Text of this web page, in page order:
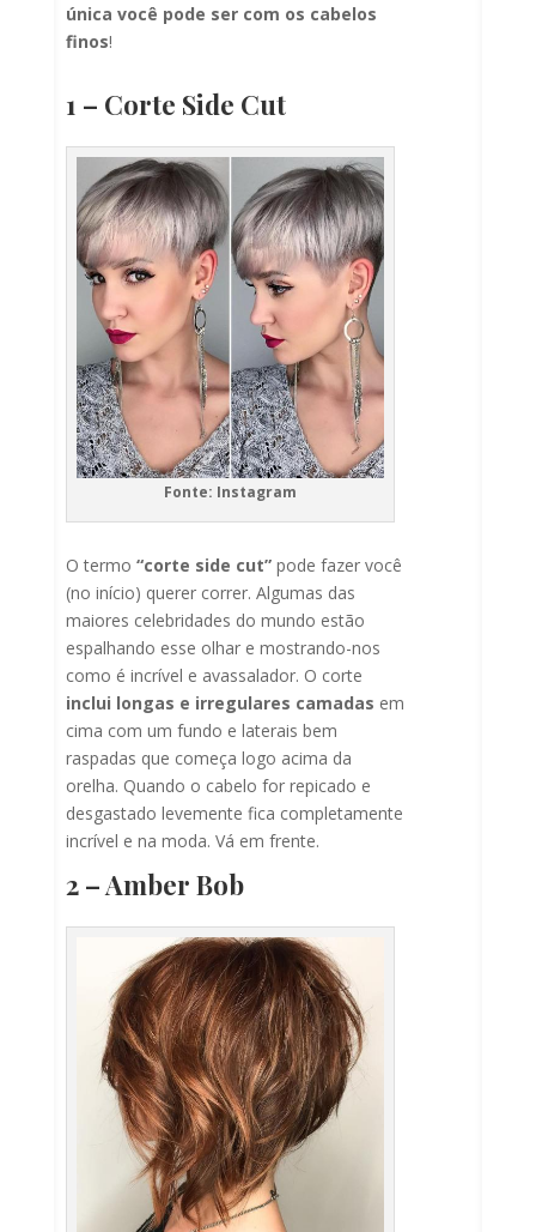
única você pode ser com os cabelos
finos!
1 – Corte Side Cut
Fonte: Instagram
O termo “corte side cut”pode fazer você
(no início) querer correr. Algumas das
maiores celebridades do mundo estão
espalhando esse olhar e mostrando-nos
como é incrível e avassalador. O corte
inclui longas e irregulares camadas em
cima com um fundo e laterais bem
raspadas que começa logo acima da
orelha. Quando o cabelo for repicado e
desgastado levemente fica completamente
incrível e na moda. Vá em frente.
2 – Amber Bob